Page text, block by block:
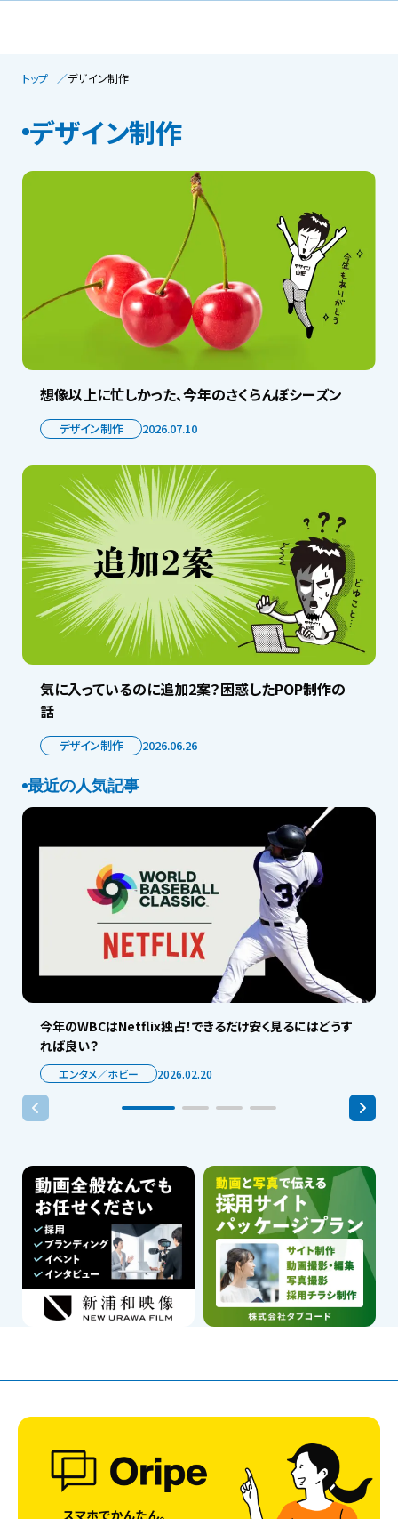
トップ デザイン制作
デザイン制作
想像以上に忙しかった、今年のさくらんぼシーズン
デザイン制作 2026.07.10
気に入っているのに追加2案？困惑したPOP制作の
話
デザイン制作 2026.06.26
最近の人気記事
今年のWBCはNetflix独占！できるだけ安く見るにはどうす
れば良い？
エンタメ／ホビー 2026.02.20